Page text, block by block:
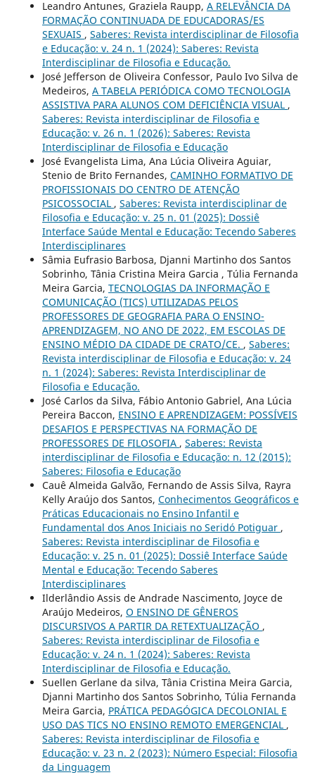
Leandro Antunes, Graziela Raupp, A RELEVÂNCIA DA
FORMAÇÃO CONTINUADA DE EDUCADORAS/ES
SEXUAIS , Saberes: Revista interdisciplinar de Filosofia
e Educação: v. 24 n. 1 (2024): Saberes: Revista
Interdisciplinar de Filosofia e Educação.
José Jefferson de Oliveira Confessor, Paulo Ivo Silva de
Medeiros, A TABELA PERIÓDICA COMO TECNOLOGIA
ASSISTIVA PARA ALUNOS COM DEFICIÊNCIA VISUAL ,
Saberes: Revista interdisciplinar de Filosofia e
Educação: v. 26 n. 1 (2026): Saberes: Revista
Interdisciplinar de Filosofia e Educação
José Evangelista Lima, Ana Lúcia Oliveira Aguiar,
Stenio de Brito Fernandes, CAMINHO FORMATIVO DE
PROFISSIONAIS DO CENTRO DE ATENÇÃO
PSICOSSOCIAL , Saberes: Revista interdisciplinar de
Filosofia e Educação: v. 25 n. 01 (2025): Dossiê
Interface Saúde Mental e Educação: Tecendo Saberes
Interdisciplinares
Sâmia Eufrasio Barbosa, Djanni Martinho dos Santos
Sobrinho, Tânia Cristina Meira Garcia , Túlia Fernanda
Meira Garcia, TECNOLOGIAS DA INFORMAÇÃO E
COMUNICAÇÃO (TICS) UTILIZADAS PELOS
PROFESSORES DE GEOGRAFIA PARA O ENSINO-
APRENDIZAGEM, NO ANO DE 2022, EM ESCOLAS DE
ENSINO MÉDIO DA CIDADE DE CRATO/CE. , Saberes:
Revista interdisciplinar de Filosofia e Educação: v. 24
n. 1 (2024): Saberes: Revista Interdisciplinar de
Filosofia e Educação.
José Carlos da Silva, Fábio Antonio Gabriel, Ana Lúcia
Pereira Baccon, ENSINO E APRENDIZAGEM: POSSÍVEIS
DESAFIOS E PERSPECTIVAS NA FORMAÇÃO DE
PROFESSORES DE FILOSOFIA , Saberes: Revista
interdisciplinar de Filosofia e Educação: n. 12 (2015):
Saberes: Filosofia e Educação
Cauê Almeida Galvão, Fernando de Assis Silva, Rayra
Kelly Araújo dos Santos, Conhecimentos Geográficos e
Práticas Educacionais no Ensino Infantil e
Fundamental dos Anos Iniciais no Seridó Potiguar ,
Saberes: Revista interdisciplinar de Filosofia e
Educação: v. 25 n. 01 (2025): Dossiê Interface Saúde
Mental e Educação: Tecendo Saberes
Interdisciplinares
Ilderlândio Assis de Andrade Nascimento, Joyce de
Araújo Medeiros, O ENSINO DE GÊNEROS
DISCURSIVOS A PARTIR DA RETEXTUALIZAÇÃO ,
Saberes: Revista interdisciplinar de Filosofia e
Educação: v. 24 n. 1 (2024): Saberes: Revista
Interdisciplinar de Filosofia e Educação.
Suellen Gerlane da silva, Tânia Cristina Meira Garcia,
Djanni Martinho dos Santos Sobrinho, Túlia Fernanda
Meira Garcia, PRÁTICA PEDAGÓGICA DECOLONIAL E
USO DAS TICS NO ENSINO REMOTO EMERGENCIAL ,
Saberes: Revista interdisciplinar de Filosofia e
Educação: v. 23 n. 2 (2023): Número Especial: Filosofia
da Linguagem